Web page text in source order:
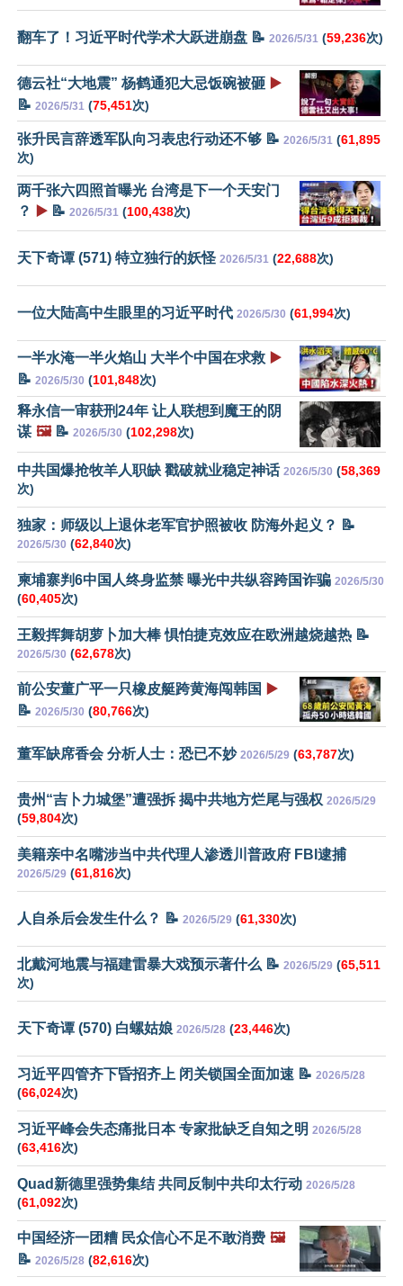
翻车了！习近平时代学术大跃进崩盘 📝 2026/5/31 (59,236次)
德云社“大地震” 杨鹤通犯大忌饭碗被砸 ▶️
📝 2026/5/31 (75,451次)
张升民言辞透军队向习表忠行动还不够 📝 2026/5/31 (61,895
次)
两千张六四照首曝光 台湾是下一个天安门
？
▶️ 📝 2026/5/31 (100,438次)
天下奇谭 (571) 特立独行的妖怪 2026/5/31 (22,688次)
一位大陆高中生眼里的习近平时代 2026/5/30 (61,994次)
一半水淹一半火焰山 大半个中国在求救 ▶️
📝 2026/5/30 (101,848次)
释永信一审获刑24年 让人联想到魔王的阴
谋 🖼️📝 2026/5/30 (102,298次)
中共国爆抢牧羊人职缺 戳破就业稳定神话 2026/5/30 (58,369
次)
独家：师级以上退休老军官护照被收 防海外起义？ 📝
2026/5/30 (62,840次)
柬埔寨判6中国人终身监禁 曝光中共纵容跨国诈骗 2026/5/30
(60,405次)
王毅挥舞胡萝卜加大棒 惧怕捷克效应在欧洲越烧越热 📝
2026/5/30 (62,678次)
前公安董广平一只橡皮艇跨黄海闯韩国 ▶️
📝 2026/5/30 (80,766次)
董军缺席香会 分析人士：恐已不妙 2026/5/29 (63,787次)
贵州“吉卜力城堡”遭强拆 揭中共地方烂尾与强权 2026/5/29
(59,804次)
美籍亲中名嘴涉当中共代理人渗透川普政府 FBI逮捕
2026/5/29 (61,816次)
人自杀后会发生什么？ 📝 2026/5/29 (61,330次)
北戴河地震与福建雷暴大戏预示著什么 📝 2026/5/29 (65,511
次)
天下奇谭 (570) 白螺姑娘 2026/5/28 (23,446次)
习近平四管齐下昏招齐上 闭关锁国全面加速 📝 2026/5/28
(66,024次)
习近平峰会失态痛批日本 专家批缺乏自知之明 2026/5/28
(63,416次)
Quad新德里强势集结 共同反制中共印太行动 2026/5/28
(61,092次)
中国经济一团糟 民众信心不足不敢消费 🖼️
📝 2026/5/28 (82,616次)